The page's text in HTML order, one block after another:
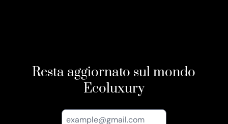
Resta aggiornato sul mondo
Ecoluxury